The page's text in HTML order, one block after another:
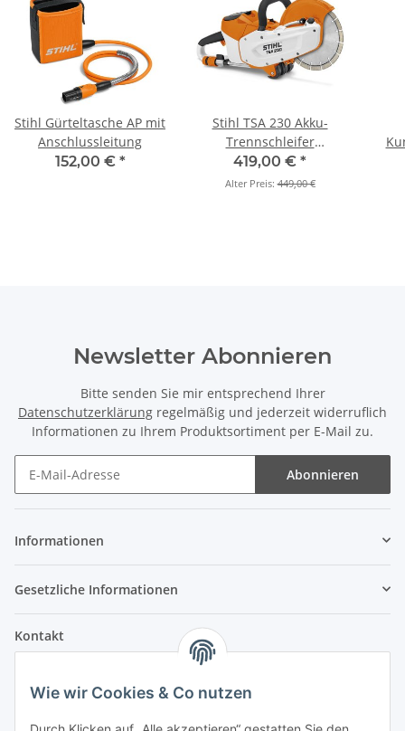
Stihl Gürteltasche AP mit
Anschlussleitung
152,00 € *
Stihl TSA 230 Akku-
Trennschleifer
Schnitttiefe bis 70mm
(Grundgerät)
419,00 € *
Alter Preis:449,00 €
Newsletter Abonnieren
Bitte senden Sie mir entsprechend Ihrer
Datenschutzerklärung regelmäßig und jederzeit widerruflich
Informationen zu Ihrem Produktsortiment per E-Mail zu.
Abonnieren
Informationen
Gesetzliche Informationen
Kontakt
Im Weiherfeld 10
Wie wir Cookies & Co nutzen